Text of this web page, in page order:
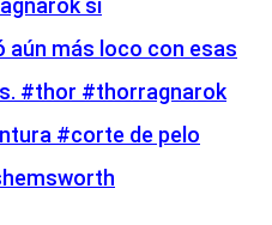
si
aún más loco con esas
#thor #thorragnarok
#corte de pelo